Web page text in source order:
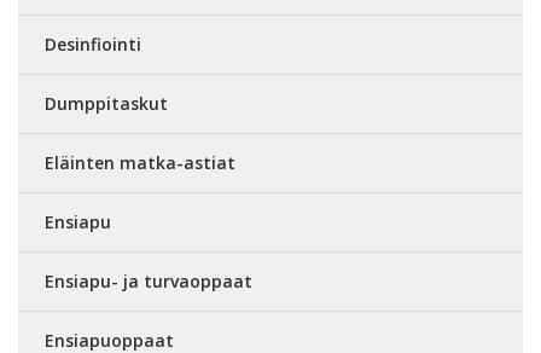
Desinfiointi
Dumppitaskut
Eläinten matka-astiat
Ensiapu
Ensiapu- ja turvaoppaat
Ensiapuoppaat